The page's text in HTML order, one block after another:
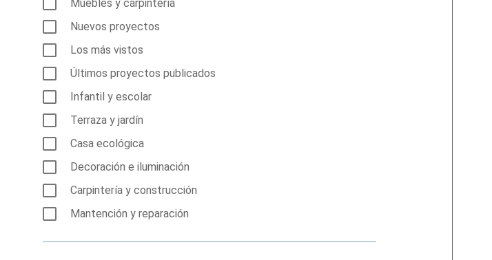
Muebles y carpintería
Nuevos proyectos
Los más vistos
Últimos proyectos publicados
Infantil y escolar
Terraza y jardín
Casa ecológica
Decoración e iluminación
Carpintería y construcción
Mantención y reparación